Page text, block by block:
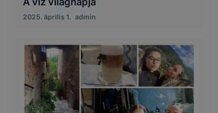
2025. április 1. admin